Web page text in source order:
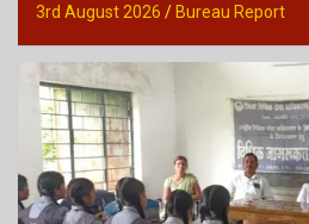
3rd August 2026 Bureau Report